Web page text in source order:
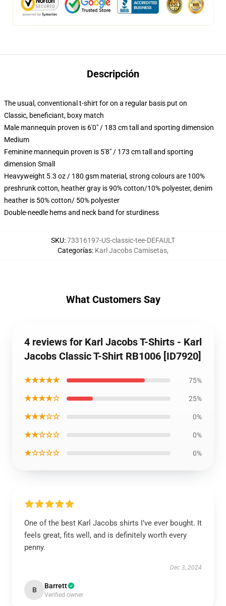
Descripción
The usual, conventional t-shirt for on a regular basis put on
Classic, beneficiant, boxy match
Male mannequin proven is 6'0" / 183 cm tall and sporting dimension
Medium
Feminine mannequin proven is 5'8" / 173 cm tall and sporting
dimension Small
Heavyweight 5.3 oz / 180 gsm material, strong colours are 100%
preshrunk cotton, heather gray is 90% cotton/10% polyester, denim
heather is 50% cotton/ 50% polyester
Double-needle hems and neck band for sturdiness
SKU:73316197-US-classic-tee-DEFAULT
Categorías: Karl Jacobs Camisetas,
What Customers Say
4 reviews for Karl Jacobs T-Shirts - Karl
Jacobs Classic T-Shirt RB1006 [ID7920]
★★★★★ 75%
★★★★☆ 25%
★★★☆☆ 0%
★★☆☆☆ 0%
★☆☆☆☆ 0%
One of the best Karl Jacobs shirts I’ve ever bought. It
feels great, fits well, and is definitely worth every
penny.
Dec 3, 2024
B Barrett
Verified owner